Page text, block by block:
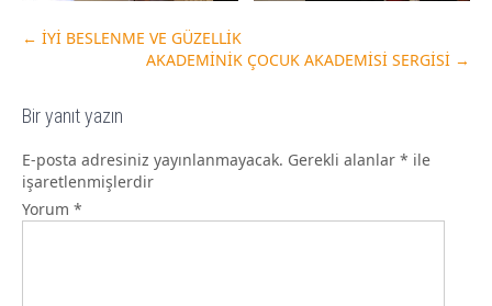
← İYİ BESLENME VE GÜZELLİK
AKADEMİNİK ÇOCUK AKADEMİSİ SERGİSİ →
Bir yanıt yazın
E-posta adresiniz yayınlanmayacak. Gerekli alanlar * ile
işaretlenmişlerdir
Yorum *